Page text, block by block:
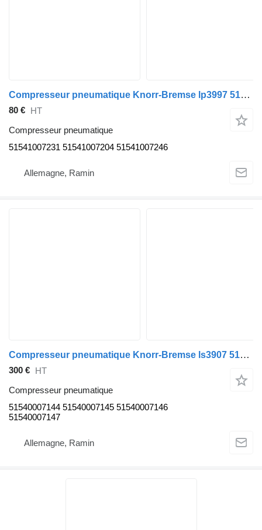
Compresseur pneumatique Knorr-Bremse lp3997 51541007231 51541007204 51541007246 pour tracteur routier MAN TGX TGS TGA
80 € HT
Compresseur pneumatique
51541007231 51541007204 51541007246
Allemagne, Ramin
Compresseur pneumatique Knorr-Bremse ls3907 51540007144 51540007145 51540007146 51540007147 pour tracteur routier MAN TGX TGS
300 € HT
Compresseur pneumatique
51540007144 51540007145 51540007146
51540007147
Allemagne, Ramin